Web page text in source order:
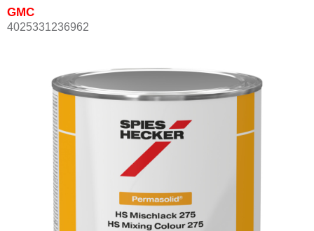
GMC
4025331236962